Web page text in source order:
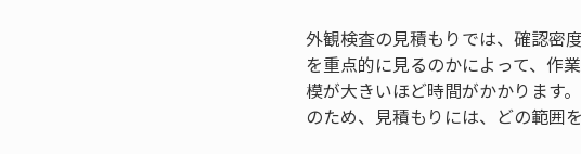
外観検査の見積もりでは、確認密
を重点的に見るのかによって、作
模が大きいほど時間がかかります
のため、見積もりには、どの範囲